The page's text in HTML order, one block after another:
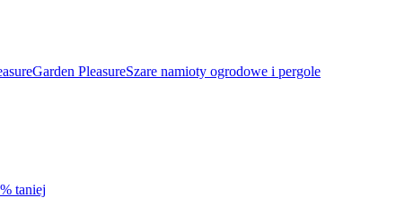
Garden PleasureSzare namioty ogrodowe i pergole
taniej